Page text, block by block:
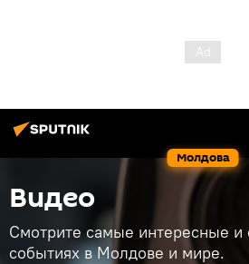
Молдова
Видео
Смотрите самые интересные и
событиях в Молдове и мире.